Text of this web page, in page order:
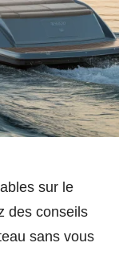
sur le
des conseils
sans vous